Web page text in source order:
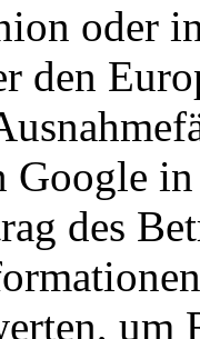
oder
den
Google
des
um